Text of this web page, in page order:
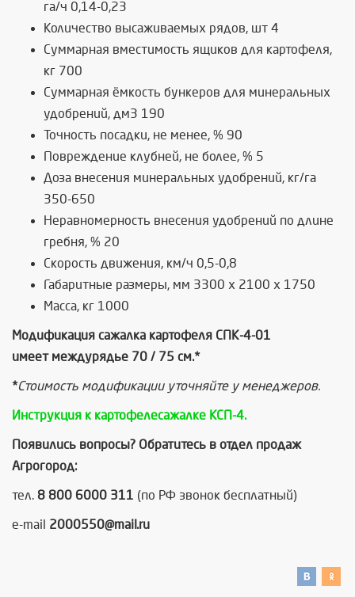
га/ч 0,14-0,23
Количество высаживаемых рядов, шт 4
Суммарная вместимость ящиков для картофеля,
кг 700
Суммарная ёмкость бункеров для минеральных
удобрений, дм3 190
Точность посадки, не менее, % 90
Повреждение клубней, не более, % 5
Доза внесения минеральных удобрений, кг/га
350-650
Неравномерность внесения удобрений по длине
гребня, % 20
Скорость движения, км/ч 0,5-0,8
Габаритные размеры, мм 3300 х 2100 х 1750
Масса, кг 1000
Модификация сажалка картофеля СПК-4-01
имеет междурядье 70 / 75 см.*
*Стоимость модификации уточняйте у менеджеров.
Инструкция к картофелесажалке КСП-4.
Появились вопросы? Обратитесь в отдел продаж
Агрогород:
тел. 8 800 6000 311 (по РФ звонок бесплатный)
e-mail 2000550@mail.ru